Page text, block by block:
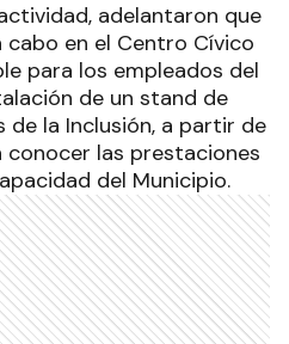
adelantaron que
cabo en el Centro Cívico
para los empleados del
de un stand de
de la Inclusión, a partir de
conocer las prestaciones
del Municipio.